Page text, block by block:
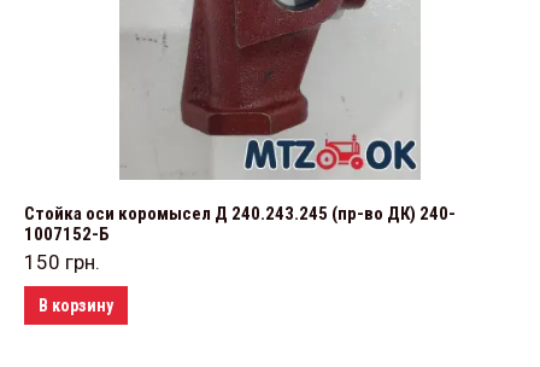
Стойка оси коромысел Д 240.243.245 (пр-во ДК) 240-
1007152-Б
150 грн.
В корзину